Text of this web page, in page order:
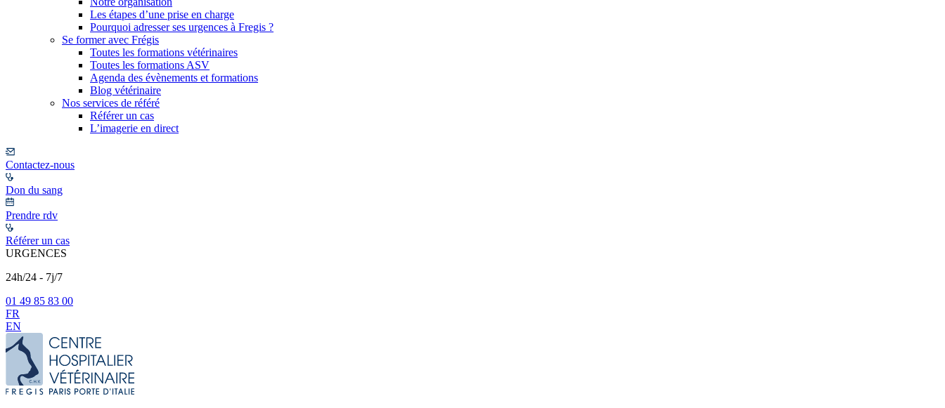
Les étapes d’une prise en charge
Pourquoi adresser ses urgences à Fregis ?
Se former avec Frégis
Toutes les formations vétérinaires
Toutes les formations ASV
Agenda des évènements et formations
Blog vétérinaire
Nos services de référé
Référer un cas
L’imagerie en direct
Contactez-nous
Don du sang
Prendre rdv
Référer un cas
URGENCES
24h/24 - 7j/7
01 49 85 83 00
FR
EN